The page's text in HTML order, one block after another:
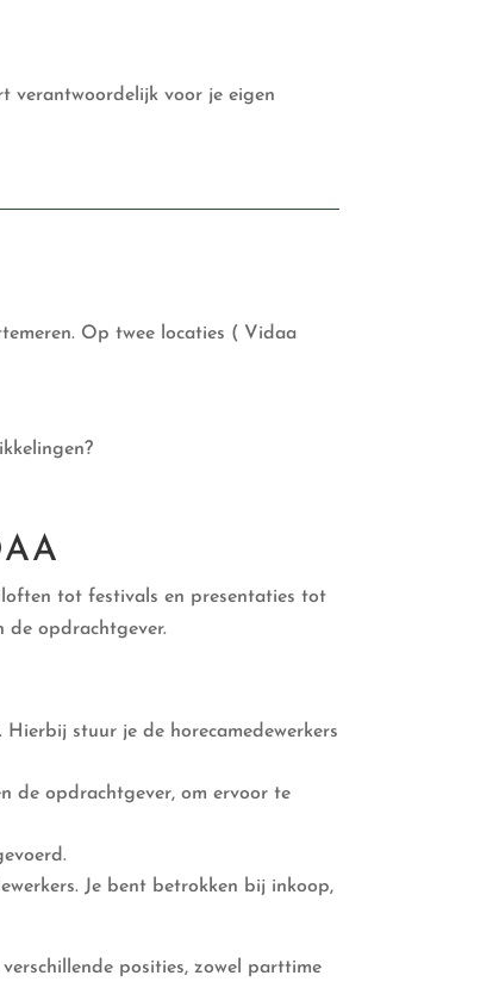
verantwoordelijk voor je eigen
Op twee locaties ( Vidaa
tot festivals en presentaties tot
de opdrachtgever.
stuur je de horecamedewerkers
de opdrachtgever, om ervoor te
Je bent betrokken bij inkoop,
posities, zowel parttime